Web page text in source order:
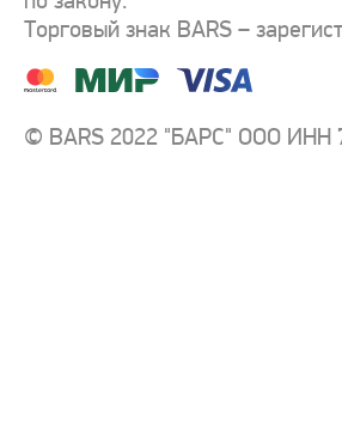
Торговый знак BARS –
© BARS 2022 "БАРС" ООО ИНН